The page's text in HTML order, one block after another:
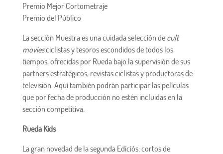
Premio Mejor Cortometraje
Premio del Público
La sección Muestra es una cuidada selección de cult
moviesciclistas y tesoros escondidos de todos los
tiempos, ofrecidas por Rueda bajo la supervisión de sus
partners estratégicos, revistas ciclistas y productoras de
televisión. Aquí también podrán participar las películas
que por fecha de producción no estén incluidas en la
sección competitiva.
Rueda Kids
La gran novedad de la segunda Ediciós: cortos de